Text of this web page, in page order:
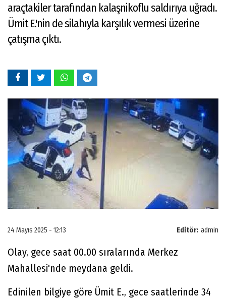
araçtakiler tarafından kalaşnikoflu saldırıya uğradı.
Ümit E.'nin de silahıyla karşılık vermesi üzerine
çatışma çıktı.
Editör: admin
24 Mayıs 2025 - 12:13
Olay, gece saat 00.00 sıralarında Merkez
Mahallesi'nde meydana geldi.
Edinilen bilgiye göre Ümit E., gece saatlerinde 34